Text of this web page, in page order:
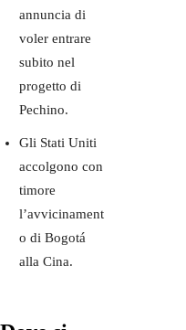
annuncia di
voler entrare
subito nel
progetto di
Pechino.
Gli Stati Uniti
accolgono con
timore
l’avvicinament
o di Bogotá
alla Cina.